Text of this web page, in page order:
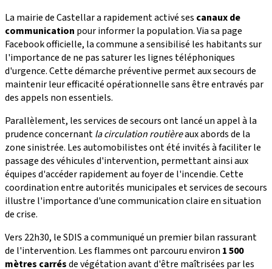
La mairie de Castellar a rapidement activé ses canaux de
communication pour informer la population. Via sa page
Facebook officielle, la commune a sensibilisé les habitants sur
l'importance de ne pas saturer les lignes téléphoniques
d'urgence. Cette démarche préventive permet aux secours de
maintenir leur efficacité opérationnelle sans être entravés par
des appels non essentiels.
Parallèlement, les services de secours ont lancé un appel à la
prudence concernantla circulation routièreaux abords de la
zone sinistrée. Les automobilistes ont été invités à faciliter le
passage des véhicules d'intervention, permettant ainsi aux
équipes d'accéder rapidement au foyer de l'incendie. Cette
coordination entre autorités municipales et services de secours
illustre l'importance d'une communication claire en situation
de crise.
Vers 22h30, le SDIS a communiqué un premier bilan rassurant
de l'intervention. Les flammes ont parcouru environ 1 500
mètres carrésde végétation avant d'être maîtrisées par les